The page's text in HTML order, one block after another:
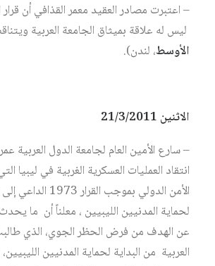
– اعتبرت مصادر العقيد معمر القذافي أن قرار
ليس له علاقة بميثاق الجامعة العربية
الأوسط، لندن).
الاثنين 21/3/2011
– سارع الأمين العام لجامعة الدول العربية
انتقاد العمليات العسكرية الغربية في ليبيا
الأمن الدولي بموجب
لحماية المدنيين الليبيين ، معلناً أن ما
عن الهدف من فرض الحظر الجوي، الذي
العربية من البداية لحماية المدنيين